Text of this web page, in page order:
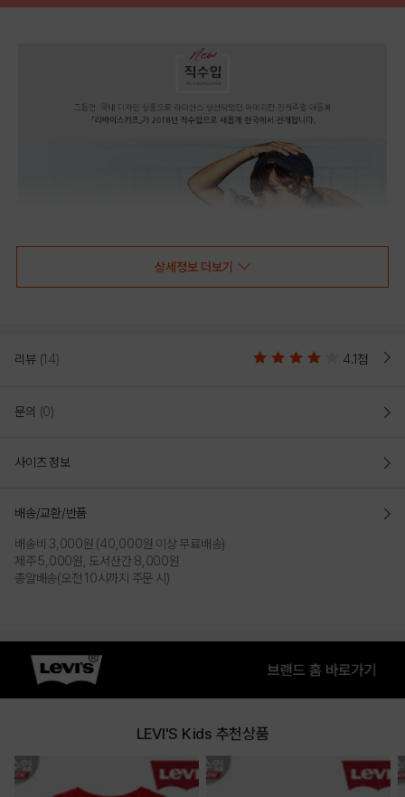
상세정보 더보기
리뷰 (14) 4.1점
문의 (0)
사이즈 정보
배송/교환/반품
배송비 3,000원 (40,000원 이상 무료배송)
제주 5,000원, 도서산간 8,000원
총알배송(오전 10시까지 주문 시)
LEVI'S Kids 추천상품